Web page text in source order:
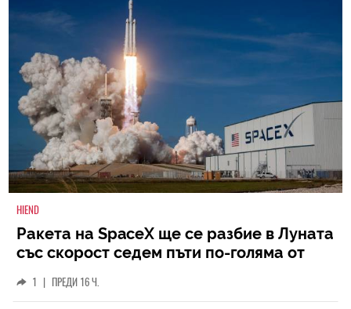
HIEND
Ракета на SpaceX ще се разбие в Луната
със скорост седем пъти по-голяма от
1 | ПРЕДИ 16 Ч.